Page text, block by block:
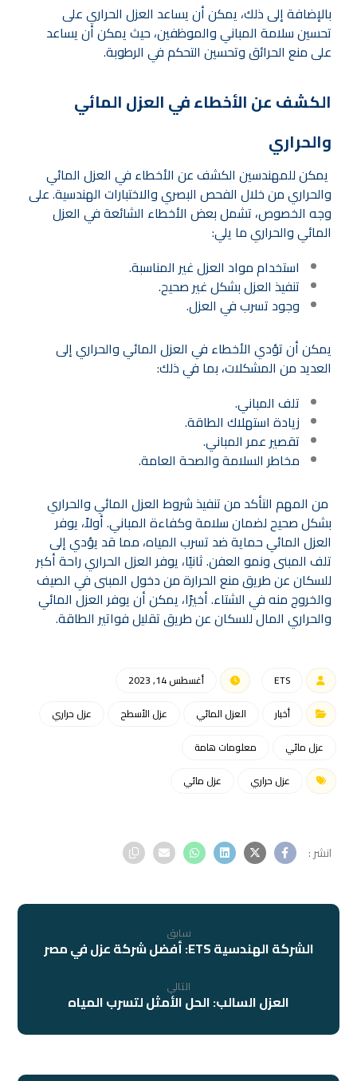
بالإضافة إلى ذلك، يمكن أن يساعد العزل الحراري على
تحسين سلامة المباني والموظفين، حيث يمكن أن يساعد
على منع الحرائق وتحسين التحكم في الرطوبة.
الكشف عن الأخطاء في العزل المائي
والحراري
يمكن للمهندسين الكشف عن الأخطاء في العزل المائي
والحراري من خلال الفحص البصري والاختبارات الهندسية. على
وجه الخصوص، تشمل بعض الأخطاء الشائعة في العزل
المائي والحراري ما يلي:
استخدام مواد العزل غير المناسبة.
تنفيذ العزل بشكل غير صحيح.
وجود تسرب في العزل.
يمكن أن تؤدي الأخطاء في العزل المائي والحراري إلى
العديد من المشكلات، بما في ذلك:
تلف المباني.
زيادة استهلاك الطاقة.
تقصير عمر المباني.
مخاطر السلامة والصحة العامة.
من المهم التأكد من تنفيذ شروط العزل المائي والحراري
بشكل صحيح لضمان سلامة وكفاءة المباني. أولاً، يوفر
العزل المائي حماية ضد تسرب المياه، مما قد يؤدي إلى
تلف المبنى ونمو العفن. ثانيًا، يوفر العزل الحراري راحة أكبر
للسكان عن طريق منع الحرارة من دخول المبنى في الصيف
والخروج منه في الشتاء. أخيرًا، يمكن أن يوفر العزل المائي
والحراري المال للسكان عن طريق تقليل فواتير الطاقة.
ETS
أغسطس 14, 2023
أخبار
العزل المائي عزل الأسطح
عزل حراري
عزل مائي
معلومات هامة
عزل حراري
عزل مائي
سابق
الشركة الهندسية ETS: أفضل شركة عزل في مصر
التالي
العزل السالب: الحل الأمثل لتسرب المياه